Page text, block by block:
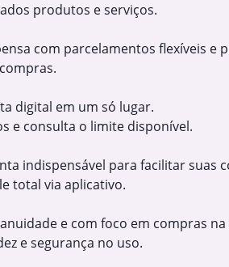
produtos e serviços.
com parcelamentos flexíveis e
digital em um só lugar.
e consulta o limite disponível.
indispensável para facilitar suas
total via aplicativo.
e com foco em compras na
e segurança no uso.